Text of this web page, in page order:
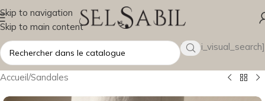
Skip to navigation
Skip to main content
[wsbi_visual_search]
Accueil/Sandales